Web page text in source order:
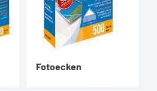
Fotoecken